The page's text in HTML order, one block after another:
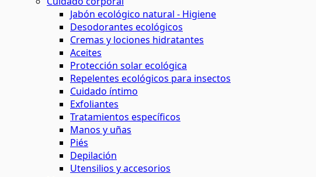
Jabón ecológico natural - Higiene
Desodorantes ecológicos
Cremas y lociones hidratantes
Aceites
Protección solar ecológica
Repelentes ecológicos para insectos
Cuidado íntimo
Exfoliantes
Tratamientos específicos
Manos y uñas
Piés
Depilación
Utensilios y accesorios